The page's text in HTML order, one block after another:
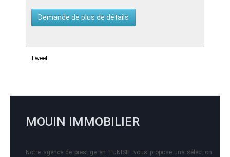
Tweet
MOUIN IMMOBILIER
Notre agence de prestige en TUNISIE vous propose une sélection